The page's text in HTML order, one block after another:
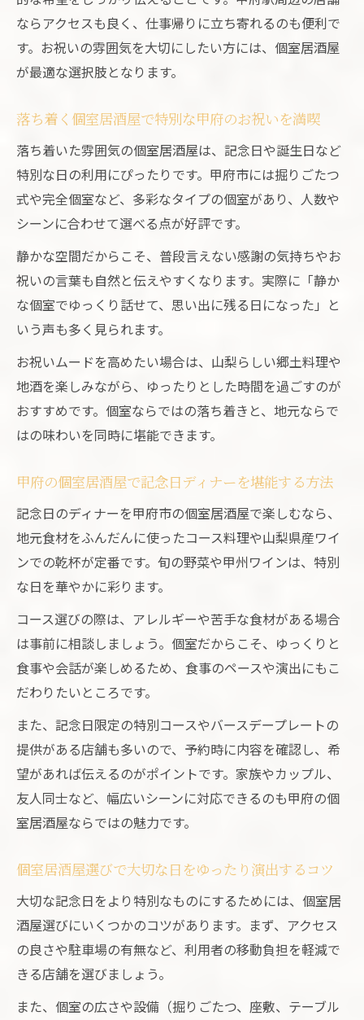
考え方
山梨甲府で叶える特別なお祝いディナー
個室居酒屋で味わう山梨甲府の記念日ディ
郷土料理が楽しめる個室居酒屋のお祝いコ
ース
個室居酒屋で過ごす上質なお祝いディナー
の魅力
サプライズ対応できる個室居酒屋選びのポ
イント
山梨らしさあふれる個室居酒屋の特別ディ
ナー
プライベート重視で探す記念日のお店選び
個室居酒屋で叶えるプライベートな記念日
空間
落ち着ける個室居酒屋選びのチェックポイ
ント
気重視
個室居酒屋でプライベート感を大切にする
理由
個室居酒屋で家族やカップルにも喜ばれる
記念日
誕生日プレートも楽しめる個室スポット特集
個室居酒屋で味わう誕生日プレートの魅力
サプライズ演出も叶う個室居酒屋のバース
デー
誕生日に嬉しいプレート対応個室居酒屋特
集
個室居酒屋で主役に渡せるバースデープレ
ート
お祝いに最適な個室居酒屋のプレートサー
大切な日を個室居酒屋で素敵に演出する方法
個室居酒屋で大切な記念日を特別に演出す
るコツ
サプライズも安心な個室居酒屋の選び方と
工夫
個室居酒屋で思い出に残る記念日を叶える
ならアクセスも良く、仕事帰りに立ち寄れるのも便利で
す。お祝いの雰囲気を大切にしたい方には、個室居酒屋
が最適な選択肢となります。
落ち着く個室居酒屋で特別な甲府のお祝いを満喫
落ち着いた雰囲気の個室居酒屋は、記念日や誕生日など
特別な日の利用にぴったりです。甲府市には掘りごたつ
式や完全個室など、多彩なタイプの個室があり、人数や
シーンに合わせて選べる点が好評です。
静かな空間だからこそ、普段言えない感謝の気持ちやお
祝いの言葉も自然と伝えやすくなります。実際に「静か
な個室でゆっくり話せて、思い出に残る日になった」と
いう声も多く見られます。
お祝いムードを高めたい場合は、山梨らしい郷土料理や
地酒を楽しみながら、ゆったりとした時間を過ごすのが
おすすめです。個室ならではの落ち着きと、地元ならで
はの味わいを同時に堪能できます。
甲府の個室居酒屋で記念日ディナーを堪能する方法
記念日のディナーを甲府市の個室居酒屋で楽しむなら、
地元食材をふんだんに使ったコース料理や山梨県産ワイ
ンでの乾杯が定番です。旬の野菜や甲州ワインは、特別
な日を華やかに彩ります。
コース選びの際は、アレルギーや苦手な食材がある場合
は事前に相談しましょう。個室だからこそ、ゆっくりと
食事や会話が楽しめるため、食事のペースや演出にもこ
だわりたいところです。
また、記念日限定の特別コースやバースデープレートの
提供がある店舗も多いので、予約時に内容を確認し、希
望があれば伝えるのがポイントです。家族やカップル、
友人同士など、幅広いシーンに対応できるのも甲府の個
室居酒屋ならではの魅力です。
個室居酒屋選びで大切な日をゆったり演出するコツ
大切な記念日をより特別なものにするためには、個室居
酒屋選びにいくつかのコツがあります。まず、アクセス
の良さや駐車場の有無など、利用者の移動負担を軽減で
きる店舗を選びましょう。
また、個室の広さや設備（掘りごたつ、座敷、テーブル